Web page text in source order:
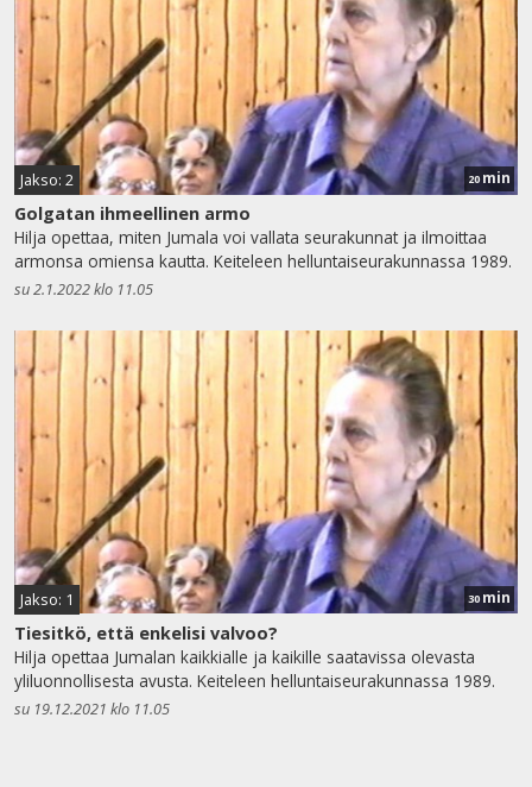
Jakso: 2 20 min
Golgatan ihmeellinen armo
Hilja opettaa, miten Jumala voi vallata seurakunnat ja ilmoittaa
armonsa omiensa kautta. Keiteleen helluntaiseurakunnassa 1989.
su 2.1.2022 klo 11.05
Jakso: 1 30 min
Tiesitkö, että enkelisi valvoo?
Hilja opettaa Jumalan kaikkialle ja kaikille saatavissa olevasta
yliluonnollisesta avusta. Keiteleen helluntaiseurakunnassa 1989.
su 19.12.2021 klo 11.05